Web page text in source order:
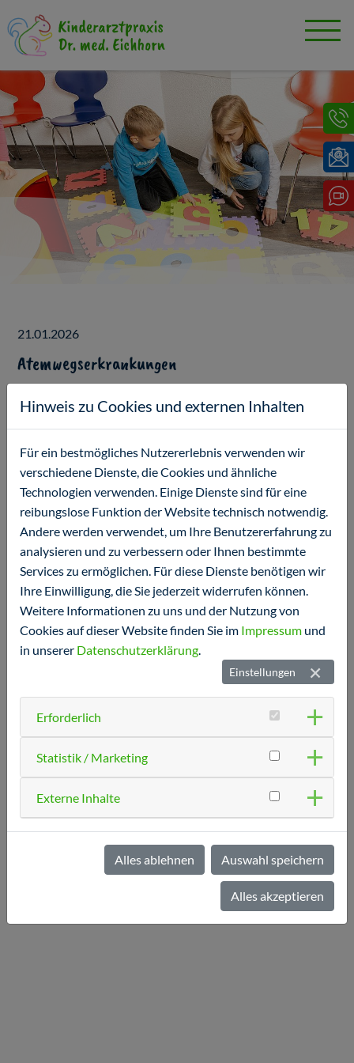
21.01.2026
Atemwegserkrankungen
Bitte tragen Sie bei Grippesymptomen eine Maske!
Keiner möchte sich beim Arzt zusätzlich anstecken! Wir
tun alles uns Mögliche, dies zu verhindern. Wir haben
getrennte Wartezimmer für Kranke und Gesunde und
beide Wartezimmer verfügen über Virenfilter.
Bitte tragen auch Sie dazu bei, das Ansteckungsrisiko für
alle Patienten und auch alle Mitarbeiter zu reduzieren
und tragen Sie bzw. Ihre Kinder (ab 5 Jahre) bei
Grippesymptomen während des gesamten Aufenthalts in
unserer Praxis eine Maske!
Vielen Dank für Ihre Kooperation!
Hinweis zu Cookies und externen Inhalten
Für ein bestmögliches Nutzererlebnis verwenden wir
verschiedene Dienste, die Cookies und ähnliche
Technologien verwenden. Einige Dienste sind für eine
reibungslose Funktion der Website technisch notwendig.
Andere werden verwendet, um Ihre Benutzererfahrung zu
analysieren und zu verbessern oder Ihnen bestimmte
Services zu ermöglichen. Für diese Dienste benötigen wir
Ihre Einwilligung, die Sie jederzeit widerrufen können.
Weitere Informationen zu uns und der Nutzung von
Cookies auf dieser Website finden Sie im Impressum und
in unserer Datenschutzerklärung.
Einstellungen
Erforderlich
Statistik / Marketing
Externe Inhalte
Alles ablehnen Auswahl speichern
Alles akzeptieren